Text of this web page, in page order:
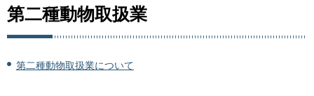
第二種動物取扱業
第二種動物取扱業について